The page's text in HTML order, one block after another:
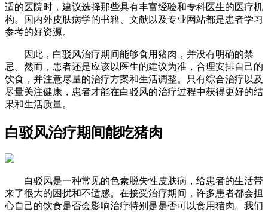
适的医院时，建议选择那些具有丰富经验和专科医生的医疗机
构。国内外皮肤病学的书籍、文献以及专业网站都是患者学习
参考的好资源。
因此，白驳风治疗期间能够食用猪肉，并没有明确的禁
忌。然而，患者还是应该以医生的建议为准，合理安排自己的
饮食，并注意尽量的治疗方案和生活调整。只有综合治疗以及
尽量关注健康，患者才能在白驳风的治疗过程中获得更好的结
果和生活质量。
白驳风治疗期间能吃猪肉
白驳风是一种常见的色素脱失性皮肤病，给患者的生活带
来了很大的困扰和不适感。在接受治疗期间，许多患者都会担
心自己的饮食是否会影响治疗特别是是否可以食用猪肉。我们